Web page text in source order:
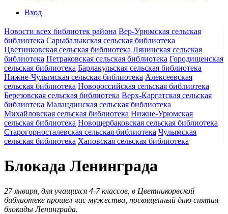
Вход
Новости всех библиотек района Вер-Урюмская сельская
библиотека Сарыбалыкская сельская библиотека
Цветниковская сельская библиотека Лянинская сельская
библиотека Петраковская сельская библиотека Городищенская
сельская библиотека Барлакульская сельская библиотека
Нижне-Чулымская сельская библиотека Алексеевская
сельская библиотека Новороссийская сельская библиотека
Березовская сельская библиотека Верх-Каргатская сельская
библиотека Маландинская сельская библиотека
Михайловская сельская библиотека Нижне-Урюмская
сельская библиотека Новощербаковская сельская библиотека
Старогорносталевская сельская библиотека Чулымская
сельская библиотека Хаповская сельская библиотека
Блокада Ленинграда
27 января, для учащихся 4-7 классов, в Цветникорвской
библиотеке прошел час мужества, посвященный дню снятия
блокады Ленинграда.